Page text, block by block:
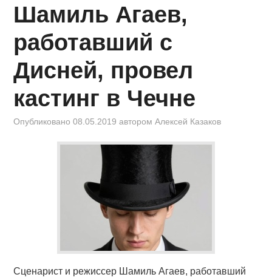
Шамиль Агаев,
работавший с
Дисней, провел
кастинг в Чечне
Опубликовано08.05.2019 авторомАлексей Казаков
Сценарист и режиссер Шамиль Агаев, работавший